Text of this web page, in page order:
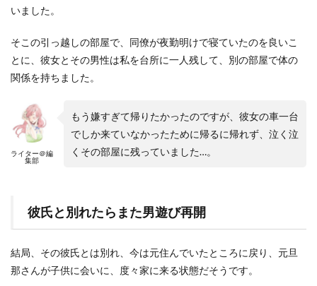
いました。
そこの引っ越しの部屋で、同僚が夜勤明けで寝ていたのを良いこ
とに、彼女とその男性は私を台所に一人残して、別の部屋で体の
関係を持ちました。
ライター＠編
集部
もう嫌すぎて帰りたかったのですが、彼女の車一台
でしか来ていなかったために帰るに帰れず、泣く泣
くその部屋に残っていました…。
彼氏と別れたらまた男遊び再開
結局、その彼氏とは別れ、今は元住んでいたところに戻り、元旦
那さんが子供に会いに、度々家に来る状態だそうです。